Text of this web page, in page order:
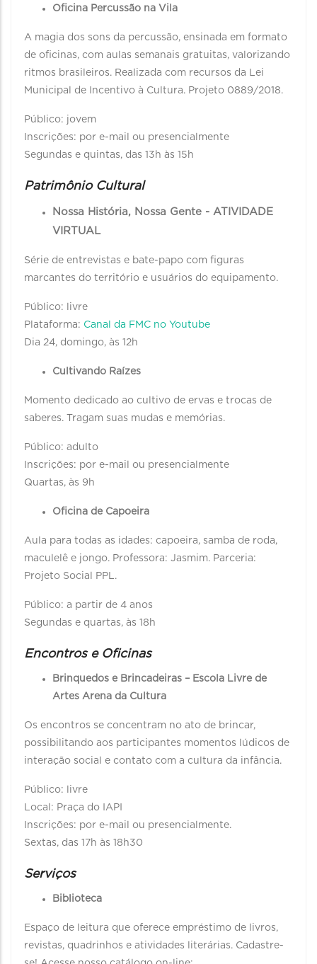
Oficina Percussão na Vila
A magia dos sons da percussão, ensinada em formato
de oficinas, com aulas semanais gratuitas, valorizando
ritmos brasileiros. Realizada com recursos da Lei
Municipal de Incentivo à Cultura. Projeto 0889/2018.
Público: jovem
Inscrições: por e-mail ou presencialmente
Segundas e quintas, das 13h às 15h
Patrimônio Cultural
Nossa História, Nossa Gente - ATIVIDADE
VIRTUAL
Série de entrevistas e bate-papo com figuras
marcantes do território e usuários do equipamento.
Público: livre
Plataforma: Canal da FMC no Youtube
Dia 24, domingo, às 12h
Cultivando Raízes
Momento dedicado ao cultivo de ervas e trocas de
saberes. Tragam suas mudas e memórias.
Público: adulto
Inscrições: por e-mail ou presencialmente
Quartas, às 9h
Oficina de Capoeira
Aula para todas as idades: capoeira, samba de roda,
maculelê e jongo. Professora: Jasmim. Parceria:
Projeto Social PPL.
Público: a partir de 4 anos
Segundas e quartas, às 18h
Encontros e Oficinas
Brinquedos e Brincadeiras – Escola Livre de
Artes Arena da Cultura
Os encontros se concentram no ato de brincar,
possibilitando aos participantes momentos lúdicos de
interação social e contato com a cultura da infância.
Público: livre
Local: Praça do IAPI
Inscrições: por e-mail ou presencialmente.
Sextas, das 17h às 18h30
Serviços
Biblioteca
Espaço de leitura que oferece empréstimo de livros,
revistas, quadrinhos e atividades literárias. Cadastre-